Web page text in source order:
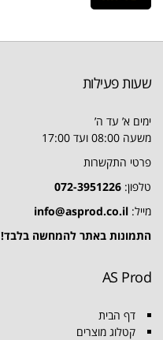
שעות פעילות
ימים א’ עד ה’
משעה 08:00 ועד 17:00
פרטי התקשרות
טלפון: 072-3951226
מייל: info@asprod.co.il
התמונות באתר להמחשה בלבד!
AS Prod
דף הבית
קטלוג מוצרים